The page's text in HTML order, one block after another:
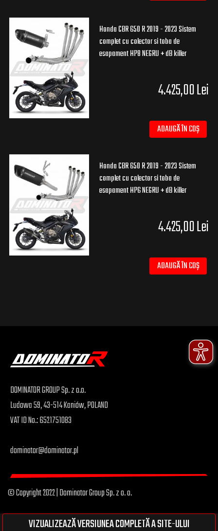
Honda CBR 650 R 2019 - 2023 Sistem
complet cu colector si toba de
esapament HP8 NEGRU + dB killer
4.425,00 Lei
ADAUGĂ ÎN COȘ
Honda CBR 650 R 2019 - 2023 Sistem
complet cu colector si toba de
esapament HP6 NEGRU + dB killer
4.425,00 Lei
ADAUGĂ ÎN COȘ
DOMINATOR GROUP Sp. z o.o.
Ludowa 59, 43-514 Kaniów, POLAND
VAT ID No.: 6521751083
dominator@dominator.pl
© Copyright 2022 | Dominator Group Sp. z o. o.
VIZUALIZEAZĂ VERSIUNEA COMPLETĂ A SITE-ULUI